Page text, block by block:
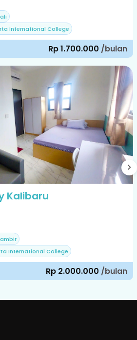
International College
Rp 1.700.000 /bulan
Kalibaru
International College
Rp 2.000.000 /bulan